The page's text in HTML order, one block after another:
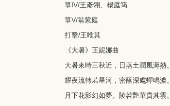
箏IV/王彥翎、楊庭筠
箏V/翁紫庭
打擊/王唯其
《大暑》王妮娜曲
大暑來時三秋近，日蒸土潤風溽熱。
耀夜流轉若星河，密蔭深處蟬鳴濃。
月下花影幻如夢。陵苕艷華貴其雲。